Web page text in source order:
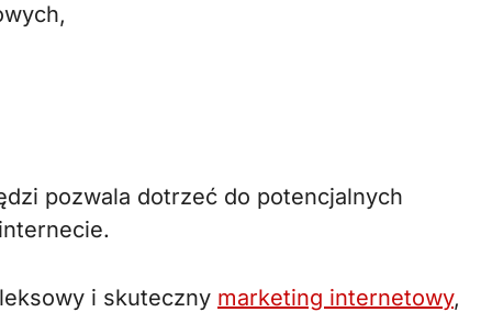
pozwala dotrzeć do potencjalnych
i skuteczny marketing internetowy,